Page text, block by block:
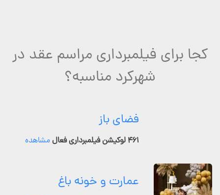
کجا برای فیلمبرداری مراسم عقد در
شهرکرد مناسبه؟
فضای باز
۴۶۱ لوکیشن فیلمبرداری فعال مشاهده
عمارت و خونه باغ